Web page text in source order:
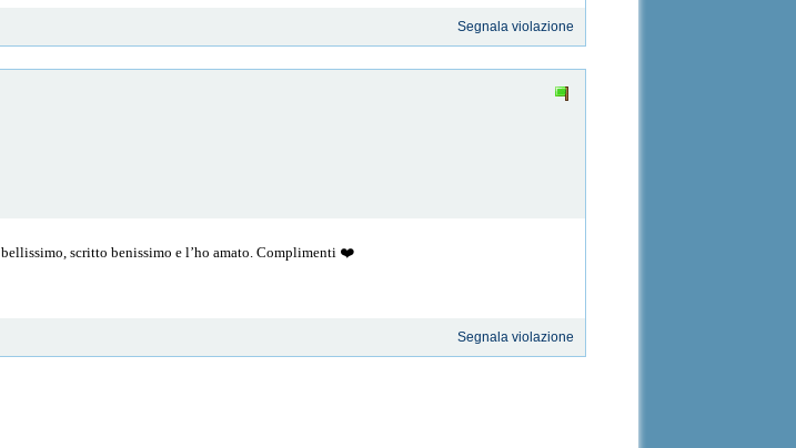
Segnala violazione
scritto benissimo e l’ho amato. Complimenti ❤️
Segnala violazione